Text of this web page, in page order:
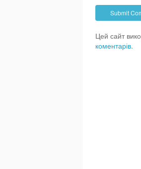
Цей сайт
коментарів.